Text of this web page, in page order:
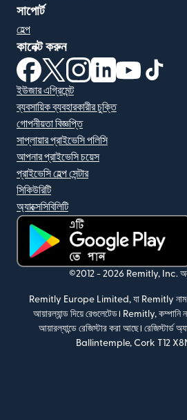
সাপোর্ট
হেল্প
কানেক্ট করুন
(নতুন উইন্ডোতে খুলবে)
(নতুন উইন্ডোতে খুলবে)
(নতুন উইন্ডোতে খুলবে)
(নতুন উইন্ডোতে খুলবে)
(নতুন
ইউজার এগ্রিমেন্ট
ব্যবসায়িক ব্যবহারকারীর চুক্তি
গোপনীয়তা বিজ্ঞপ্তি
সাপ্লায়ার প্রাইভেসি পলিসি
আপনার প্রাইভেসি চয়েস
প্রাইভেসি হেল্প সেন্টার
সিকিউরিটি
অ্যাক্সেসিবিলিটি
(নতুন উইন্ডোতে খুলবে)
©2012 - 2026 Remitly, Inc.
Remitly Europe Limited, যা Remitly নাম
আয়ারল্যান্ড দিয়ে রেগুলেটেড। Remitly,
আয়ারল্যান্ডে রেজিস্টার করা আছে।
Ballintemple, Cork T12